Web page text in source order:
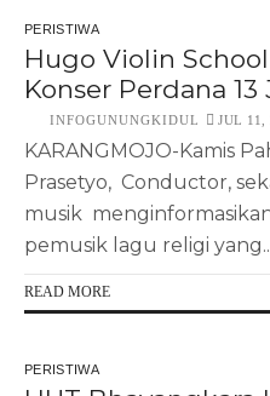
PERISTIWA
Hugo Violin
Konser Perdana 13
INFOGUNUNGKIDUL JUL 11,
KARANGMOJO-Kamis
Prasetyo, Conductor,
musik
pemusik lagu religi
READ MORE
PERISTIWA